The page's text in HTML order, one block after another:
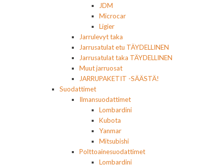
JDM
Microcar
Ligier
Jarrulevyt taka
Jarrusatulat etu TÄYDELLINEN
Jarrusatulat taka TÄYDELLINEN
Muut jarruosat
JARRUPAKETIT -SÄÄSTÄ!
Suodattimet
Ilmansuodattimet
Lombardini
Kubota
Yanmar
Mitsubishi
Polttoainesuodattimet
Lombardini